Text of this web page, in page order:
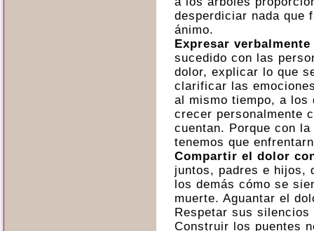
desperdiciar nada que
ánimo.
Expresar
sucedido con las
dolor, explicar lo que
clarificar las
al mismo tiempo, a los
crecer personalmente
cuentan. Porque con
tenemos que
Compartir el dolor
juntos, padres e hijos,
los demás cómo se
muerte. Aguantar el
Respetar sus
Construir los puentes